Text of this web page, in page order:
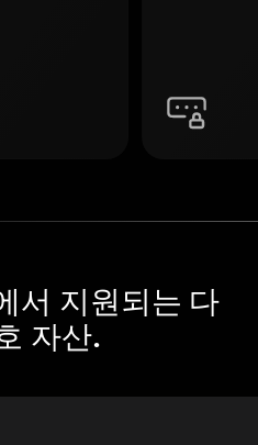
서 지원되는 다
자산.